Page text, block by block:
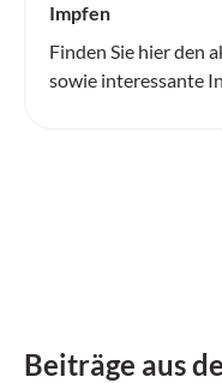
Impfen
Finden Sie hier den
sowie interessante
Beiträge aus